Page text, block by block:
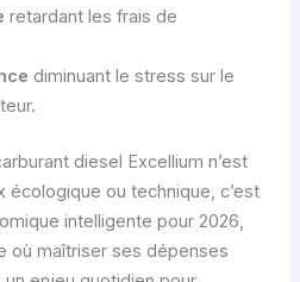
retardant les frais de
diminuant le stress sur le
diesel Excellium n’est
écologique ou technique, c’est
intelligente pour 2026,
où maîtriser ses dépenses